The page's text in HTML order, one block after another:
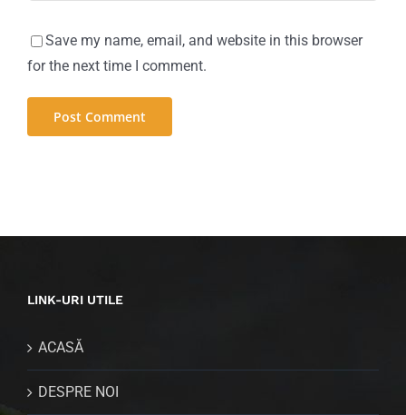
Save my name, email, and website in this browser
for the next time I comment.
LINK-URI UTILE
ACASĂ
DESPRE NOI